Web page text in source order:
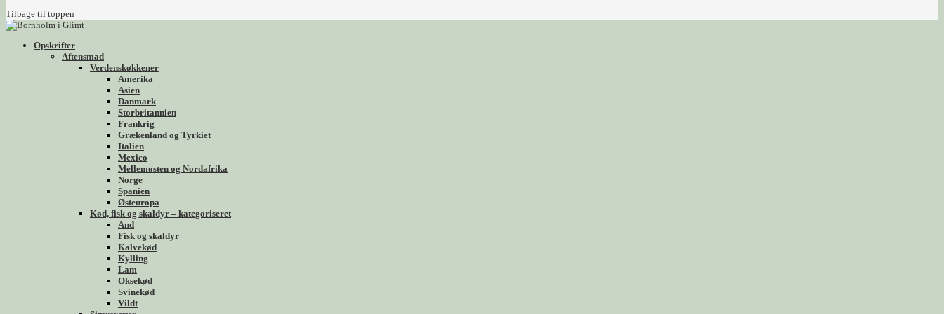
Tilbage til toppen
Opskrifter
Aftensmad
Verdenskøkkener
Amerika
Asien
Danmark
Storbritannien
Frankrig
Grækenland og Tyrkiet
Italien
Mexico
Mellemøsten og Nordafrika
Norge
Spanien
Østeuropa
Kød, fisk og skaldyr – kategoriseret
And
Fisk og skaldyr
Kalvekød
Kylling
Lam
Oksekød
Svinekød
Vildt